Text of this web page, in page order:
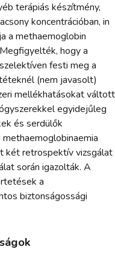
terápiás készítmény,
koncentrációban, in
a methaemoglobin
hogy a
festi meg a
(nem javasolt)
mellékhatásokat váltott
egyidejűleg
és serdülők
két retrospektív vizsgálat
során igazolták. A
a
biztonságossági